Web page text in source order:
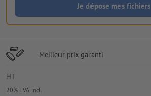
Je dépose mes fichiers
Meilleur prix garanti
HT
20% TVA incl.